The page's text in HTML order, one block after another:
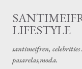
LIFESTYLE
santimeifren, celebrities
pasarelas,moda.